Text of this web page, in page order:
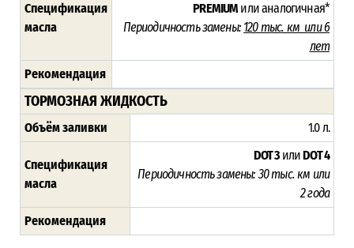
Спецификация
масла
PREMIUM или аналогичная*
Периодичность замены: 120 тыс. км или 6
лет
Рекомендация
ТОРМОЗНАЯ ЖИДКОСТЬ
Объём заливки 1.0 л.
Спецификация
масла
DOT 3 илиDOT 4
Периодичность замены:30 тыс. км или
2 года
Рекомендация